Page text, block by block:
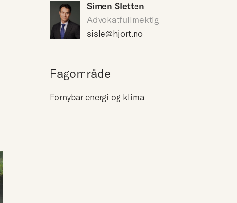
Simen Sletten
Advokatfullmektig
sisle@hjort.no
Fagområde
Fornybar energi og klima